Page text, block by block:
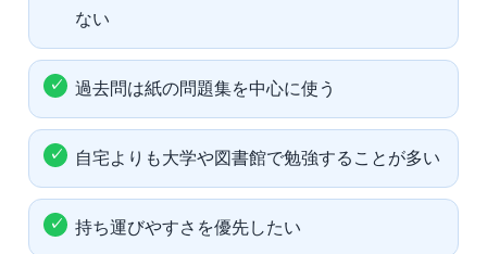
ない
過去問は紙の問題集を中心に使う
自宅よりも大学や図書館で勉強することが多い
持ち運びやすさを優先したい